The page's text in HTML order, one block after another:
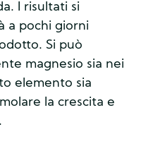
I risultati si
a pochi giorni
Si può
magnesio sia nei
elemento sia
la crescita e